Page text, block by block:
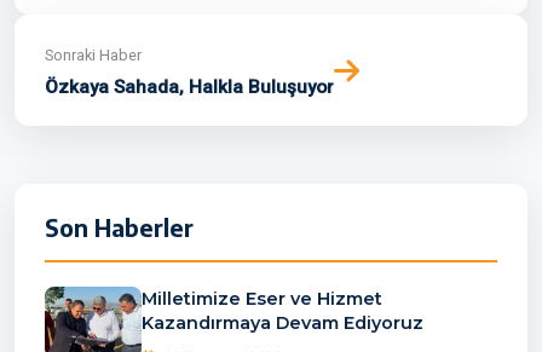
Sonraki Haber
Özkaya Sahada, Halkla Buluşuyor
Son Haberler
Milletimize Eser ve Hizmet
Kazandırmaya Devam Ediyoruz